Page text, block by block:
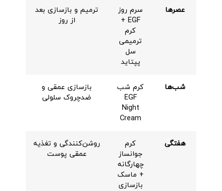
عصرها
سرم روز
EGF +
کرم
ترمیمی
سل
پپتاید
ترمیم و بازسازی بعد
از روز
شب‌ها
کرم شب
EGF
Night
Cream
بازسازی عمقی و
ضدچروک سلولی
هفتگی
کرم
جوانساز
چهارگانه
+ ماسک
بازسازی
روشن‌کنندگی و تغذیه
عمقی پوست